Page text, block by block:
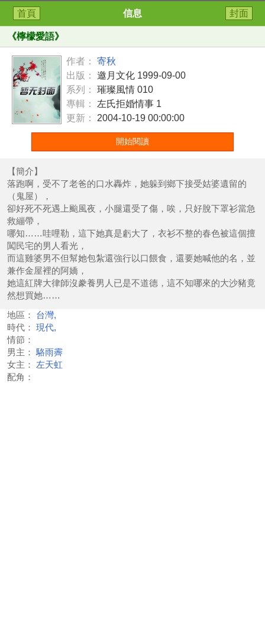
首頁 信息 封面
《檸檬愛語》
作者：
寄秋
出版：
邀月文化 1999-09-00
系列：
璀璨風情 010
專輯：
左氏拒婚情事 1
更新：
2004-10-19 00:00:00
開始閱讀
【簡介】
落跑啊，受不了老爸的口水轟炸，她躲到鄉下接受姑婆遺留的
（鬼屋），
卻好死不死遇上颱風夜，小腿還受了傷，唉，只好脫下罩衫當急
救繃帶，
哪知……哇哩勒，這下她真是虧大了，衣衫不整的春色被這個擅
闖民宅的男人看光，
而這雞婆男不但幫她包紮還強行以口餵食，還要她喊他的名，並
兼作金屋裡的阿嬌，
她這紅牌大律師沒豢養男人已是不道德，這不知哪來的大沙豬竟
然想買她……
地區：
台灣,
時代：
現代,
情節：
男主：
駱雨霽
女主：
左天虹
配角：